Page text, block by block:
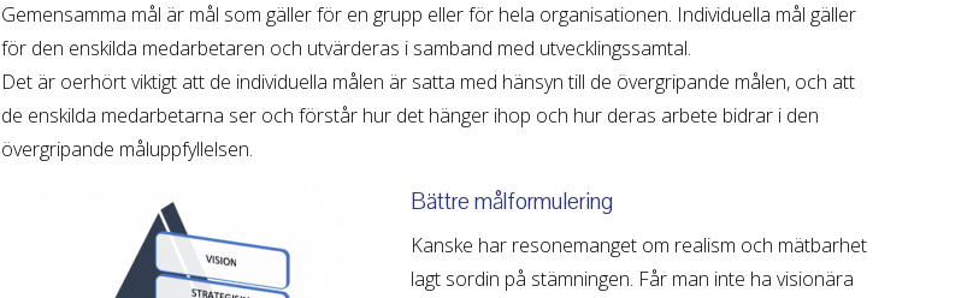
Gemensamma mål är mål som gäller för en grupp eller för hela organisationen. Individuella mål gäller
för den enskilda medarbetaren och utvärderas i samband med utvecklingssamtal.
Det är oerhört viktigt att de individuella målen är satta med hänsyn till de övergripande målen, och att
de enskilda medarbetarna ser och förstår hur det hänger ihop och hur deras arbete bidrar i den
övergripande måluppfyllelsen.
Bättre målformulering
Kanske har resonemanget om realism och mätbarhet
lagt sordin på stämningen. Får man inte ha visionära